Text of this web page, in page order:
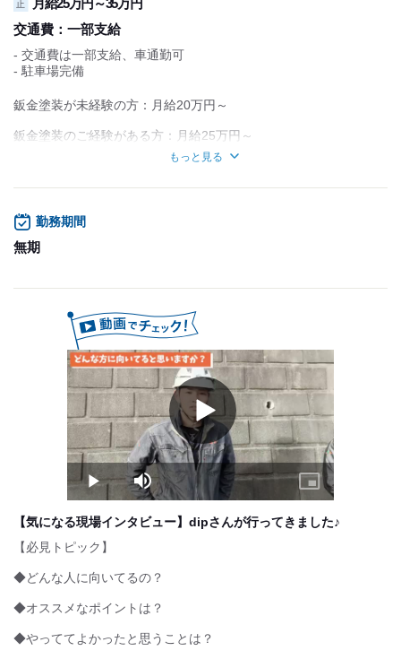
正
交通費： 一部支給
- 交通費は一部支給、車通勤可
- 駐車場完備
鈑金塗装が未経験の方：月給20万円～
鈑金塗装のご経験がある方：月給25万円～
※ご経験や資格については是非面接で教えてください！
■試用期間の有無：あり
■試用期間：3.0ヵ月
■期間中給与：日給：9,500円~13,000円（キャリアアップ制度）
【昇給制度】
【賞与について】
■賞与：あり（年2回）
【収入例】
月給 200,000～350,000円×12ヶ月
＝年収例 2,400,000～4,200,000円
試用期間： なし
もっと見る
勤務期間
無期
Play
Video
Play Mute
Picture-
in-
【気になる現場インタビュー】dipさんが行ってきました♪
【必見トピック】
◆どんな人に向いてるの？
◆オススメなポイントは？
◆やっててよかったと思うことは？